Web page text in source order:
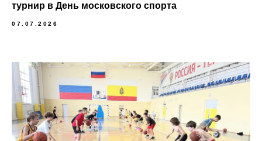
турнир в День московского спорта
07.07.2026